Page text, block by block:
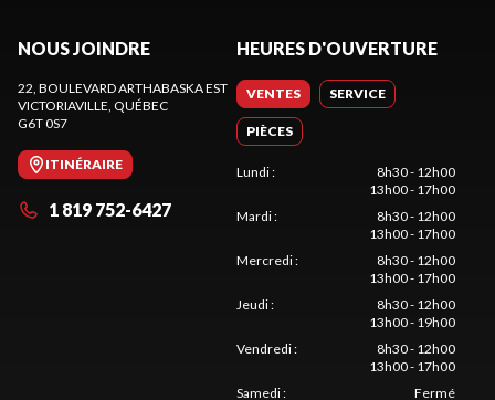
NOUS JOINDRE
22, BOULEVARD ARTHABASKA EST
VICTORIAVILLE, QUÉBEC
G6T 0S7
ITINÉRAIRE
1 819 752-6427
HEURES D'OUVERTURE
VENTES SERVICE
PIÈCES
Lundi:
8h30 - 12h00
13h00 - 17h00
Mardi:
8h30 - 12h00
13h00 - 17h00
Mercredi:
8h30 - 12h00
13h00 - 17h00
Jeudi:
8h30 - 12h00
13h00 - 19h00
Vendredi:
8h30 - 12h00
13h00 - 17h00
Samedi: Fermé